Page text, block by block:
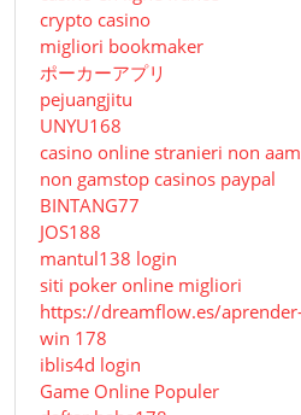
crypto casino
migliori bookmaker
ポーカーアプリ
pejuangjitu
UNYU168
casino online stranieri non
non gamstop casinos paypal
BINTANG77
JOS188
mantul138 login
siti poker online migliori
https://dreamflow.es/
win 178
iblis4d login
Game Online Populer